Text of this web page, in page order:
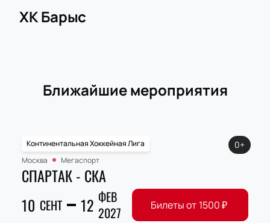
ХК Барыс
Ближайшие мероприятия
Континентальная Хоккейная Лига
Москва
Мегаспорт
СПАРТАК - СКА
10 СЕНТ 12 ФЕВ
2027
0+
Билеты от 1500₽